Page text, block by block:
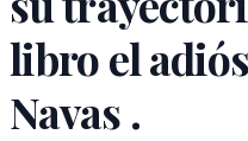
libro el
Navas .